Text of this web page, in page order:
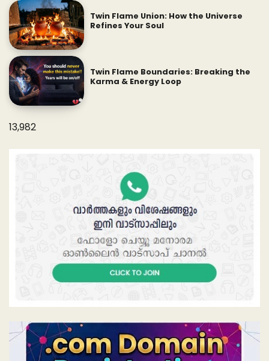
Twin Flame Union: How the Universe
Refines Your Soul
Twin Flame Boundaries: Breaking the
Karma & Energy Loop
13,982